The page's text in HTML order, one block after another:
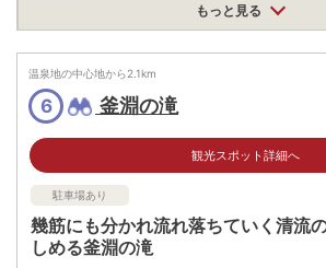
JR新花巻駅より無料送迎バス約30分
駐車場
※自家用車600台、バス30台
電話番号 0198372111
※ 掲載情報は変更になる場合があります。最新の内容
問合せください。
※ 料金情報は税込・税抜表記が混ざっております。正
自身でお問合せください。
もっと見る
温泉地の中心地から2.1km
6 釜淵の滝
観光スポット詳細へ
駐車場あり
幾筋にも分かれ流れ落ちていく清流
しめる釜淵の滝